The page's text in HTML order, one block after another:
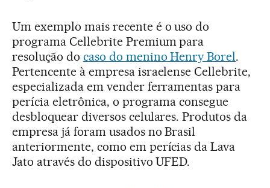
Um exemplo mais recente é o uso do
programa Cellebrite Premium para
resolução do caso do menino Henry Borel.
Pertencente à empresa israelense Cellebrite,
especializada em vender ferramentas para
perícia eletrônica, o programa consegue
desbloquear diversos celulares. Produtos da
empresa já foram usados no Brasil
anteriormente, como em perícias da Lava
Jato através do dispositivo UFED.